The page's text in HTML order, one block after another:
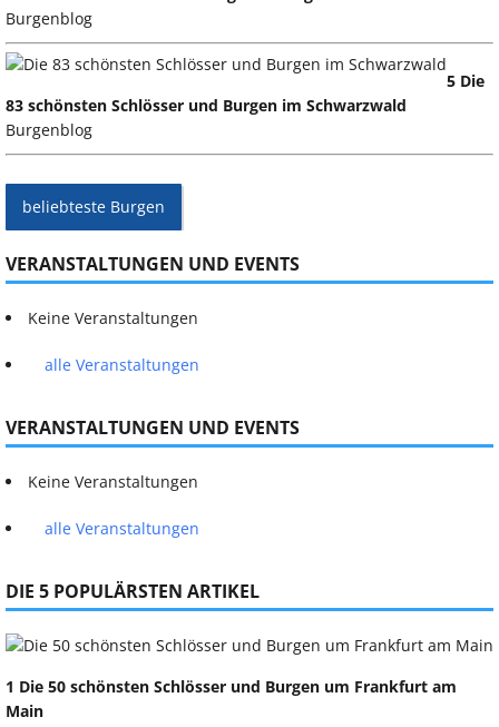
Burgenblog
5 Die
83 schönsten Schlösser und Burgen im Schwarzwald
Burgenblog
beliebteste Burgen
VERANSTALTUNGEN UND EVENTS
Keine Veranstaltungen
alle Veranstaltungen
VERANSTALTUNGEN UND EVENTS
Keine Veranstaltungen
alle Veranstaltungen
DIE 5 POPULÄRSTEN ARTIKEL
1 Die 50 schönsten Schlösser und Burgen um Frankfurt am
Main